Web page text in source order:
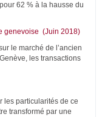
62 % à la hausse du
genevoise (Juin 2018)
le marché de l’ancien
les transactions
les particularités de ce
transformé par une